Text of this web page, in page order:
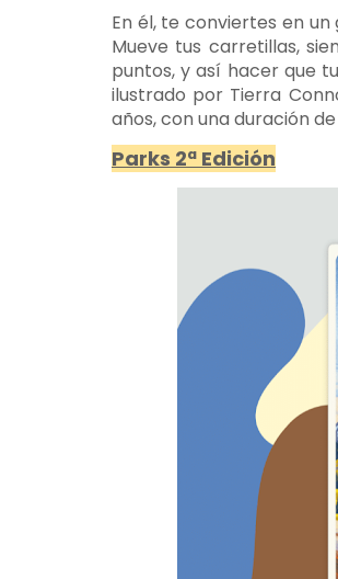
En él, te conviertes en
Mueve tus carretillas,
puntos, y así hacer que
ilustrado por Tierra
años, con una duración
Parks 2ª Edición